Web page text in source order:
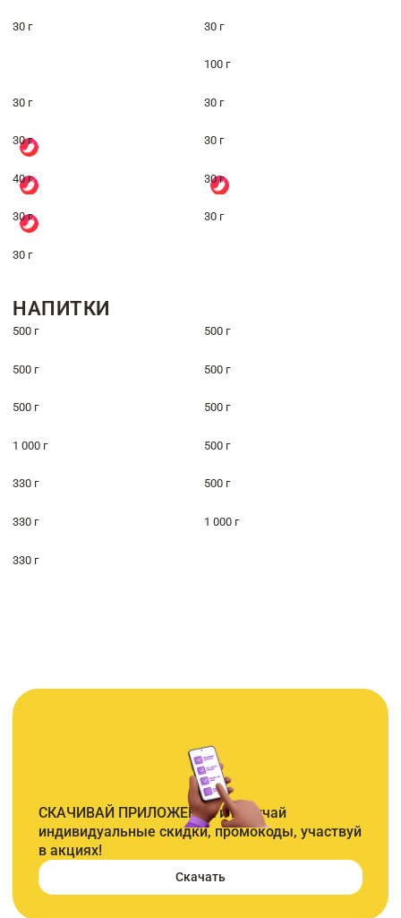
30 г 30 г
100 г
30 г 30 г
30 г 30 г
40 г 30 г
30 г 30 г
30 г
НАПИТКИ
500 г 500 г
500 г 500 г
500 г 500 г
1 000 г 500 г
330 г 500 г
330 г 1 000 г
330 г
СКАЧИВАЙ ПРИЛОЖЕНИЕ и получай
индивидуальные скидки, промокоды, участвуй
в акциях!
Скачать